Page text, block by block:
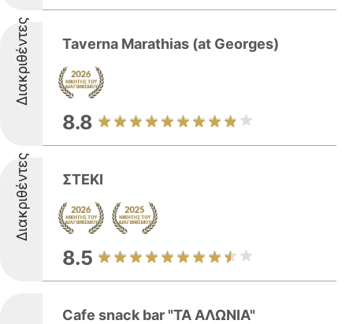
Διακριθέντες Taverna Marathias (at Georges)
8.8
Διακριθέντες ΣΤΕΚΙ
8.5
Cafe snack bar "ΤΑ ΑΛΩΝΙΑ"